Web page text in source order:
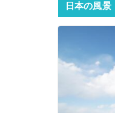
日本の風景